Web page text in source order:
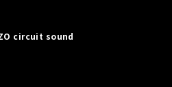
circuit sound